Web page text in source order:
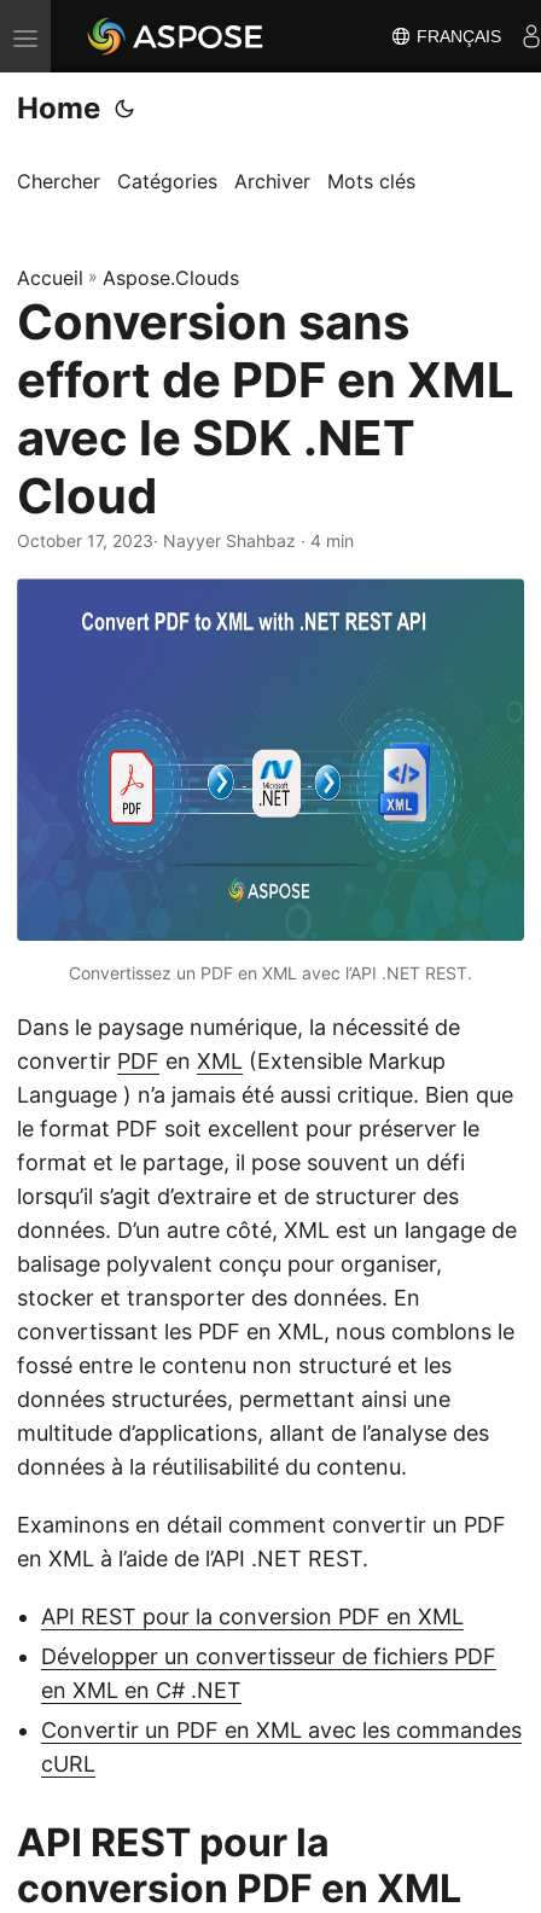
B
a
s
u
r
l
a
n
v
i
g
a
t
FRANÇAIS
Home
Chercher Catégories Archiver Mots clés
Accueil » Aspose.Clouds
Conversion sans
effort de PDF en XML
avec le SDK .NET
Cloud
October 17, 2023· Nayyer Shahbaz · 4 min
Convertissez un PDF en XML avec l’API .NET REST.
Dans le paysage numérique, la nécessité de
convertir PDF en XML (Extensible Markup
Language ) n’a jamais été aussi critique. Bien que
le format PDF soit excellent pour préserver le
format et le partage, il pose souvent un défi
lorsqu’il s’agit d’extraire et de structurer des
données. D’un autre côté, XML est un langage de
balisage polyvalent conçu pour organiser,
stocker et transporter des données. En
convertissant les PDF en XML, nous comblons le
fossé entre le contenu non structuré et les
données structurées, permettant ainsi une
multitude d’applications, allant de l’analyse des
données à la réutilisabilité du contenu.
Examinons en détail comment convertir un PDF
en XML à l’aide de l’API .NET REST.
API REST pour la conversion PDF en XML
Développer un convertisseur de fichiers PDF
en XML en C# .NET
Convertir un PDF en XML avec les commandes
cURL
API REST pour la
conversion PDF en XML